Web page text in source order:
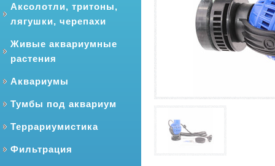
Аксолотли, тритоны,
лягушки, черепахи
Живые аквариумные
растения
Аквариумы
Тумбы под аквариум
Террариумистика
Фильтрация